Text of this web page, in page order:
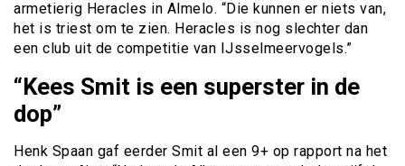
armetierig Heracles in Almelo. “Die kunnen er niets van,
het is triest om te zien. Heracles is nog slechter dan
een club uit de competitie van IJsselmeervogels.”
“Kees Smit is een superster in de
dop”
Henk Spaan gaf eerder Smit al een 9+ op rapport na het